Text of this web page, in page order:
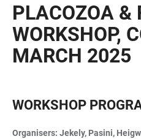
PLACOZOA &
WORKSHOP,
MARCH 2025
WORKSHOP
Organisers: Jekely, Pasini,